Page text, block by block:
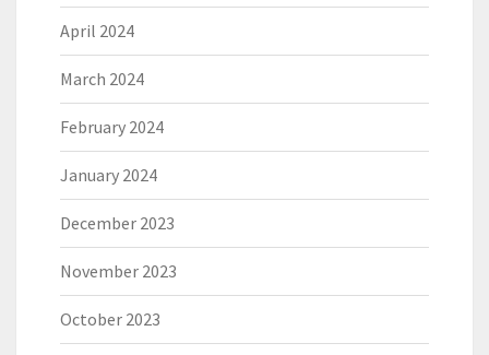
April 2024
March 2024
February 2024
January 2024
December 2023
November 2023
October 2023